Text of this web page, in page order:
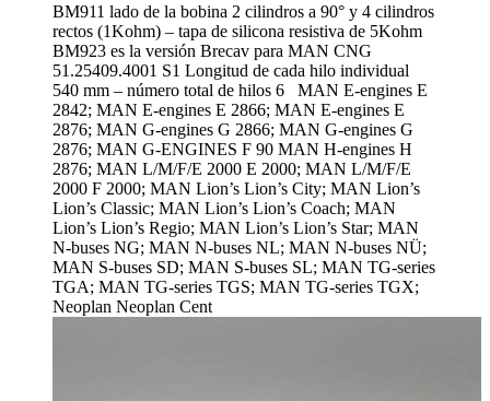
BM911 lado de la bobina 2 cilindros a 90° y 4 cilindros
rectos (1Kohm) – tapa de silicona resistiva de 5Kohm
BM923 es la versión Brecav para MAN CNG
51.25409.4001 S1 Longitud de cada hilo individual
540 mm – número total de hilos 6 MAN E-engines E
2842; MAN E-engines E 2866; MAN E-engines E
2876; MAN G-engines G 2866; MAN G-engines G
2876; MAN G-ENGINES F 90 MAN H-engines H
2876; MAN L/M/F/E 2000 E 2000; MAN L/M/F/E
2000 F 2000; MAN Lion’s Lion’s City; MAN Lion’s
Lion’s Classic; MAN Lion’s Lion’s Coach; MAN
Lion’s Lion’s Regio; MAN Lion’s Lion’s Star; MAN
N-buses NG; MAN N-buses NL; MAN N-buses NÜ;
MAN S-buses SD; MAN S-buses SL; MAN TG-series
TGA; MAN TG-series TGS; MAN TG-series TGX;
Neoplan Neoplan Cent